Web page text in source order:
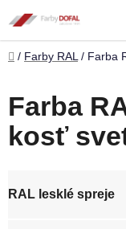
na
obsah
Domov
/ Farby RAL / Farba
Farba
kosť
RAL lesklé spreje